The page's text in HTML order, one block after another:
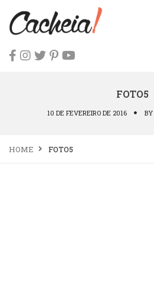
FOTO5
10 DE FEVEREIRO DE 2016 BY
HOME FOTO5